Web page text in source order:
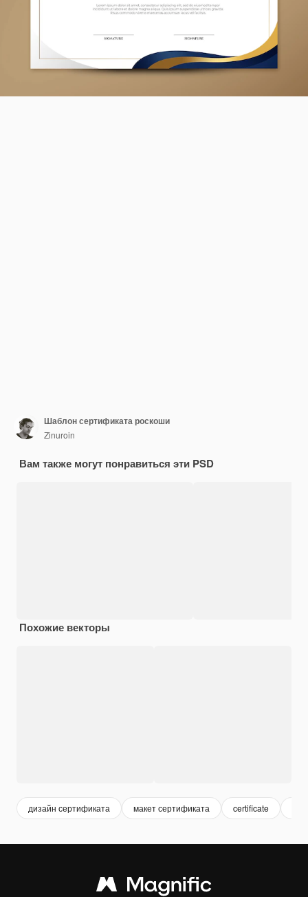
Шаблон сертификата роскоши
Zinuroin
Вам также могут понравиться эти PSD
Похожие векторы
дизайн сертификата макет сертификата certificate